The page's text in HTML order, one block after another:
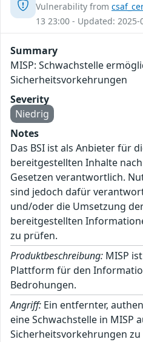
Vulnerability from
13 23:00 - Updated: 2025-
Summary
MISP: Schwachstelle
Sicherheitsvorkehrungen
Severity
Niedrig
Notes
Das BSI ist als Anbieter für
bereitgestellten Inhalte
Gesetzen verantwortlich.
sind jedoch dafür
und/oder die Umsetzung
bereitgestellten
zu prüfen.
Produktbeschreibung: MISP
Plattform für den
Bedrohungen.
Angriff: Ein entfernter,
eine Schwachstelle in MISP
Sicherheitsvorkehrungen